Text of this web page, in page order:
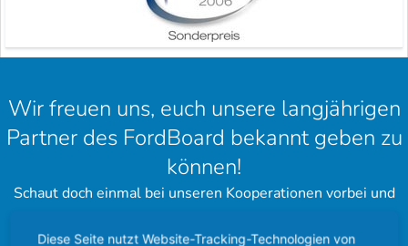
Wir freuen uns, euch unsere langjährigen
Partner des FordBoard bekannt geben zu
können!
Schaut doch einmal bei unseren Kooperationen vorbei und
Diese Seite nutzt Website-Tracking-Technologien von